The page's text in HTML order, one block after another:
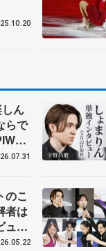
ん
らで
前
のこ
者は
ュー
人、